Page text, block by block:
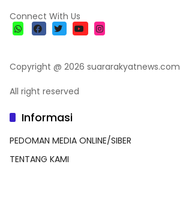
Connect With Us
Copyright @ 2026 suararakyatnews.com
All right reserved
Informasi
PEDOMAN MEDIA ONLINE/SIBER
TENTANG KAMI